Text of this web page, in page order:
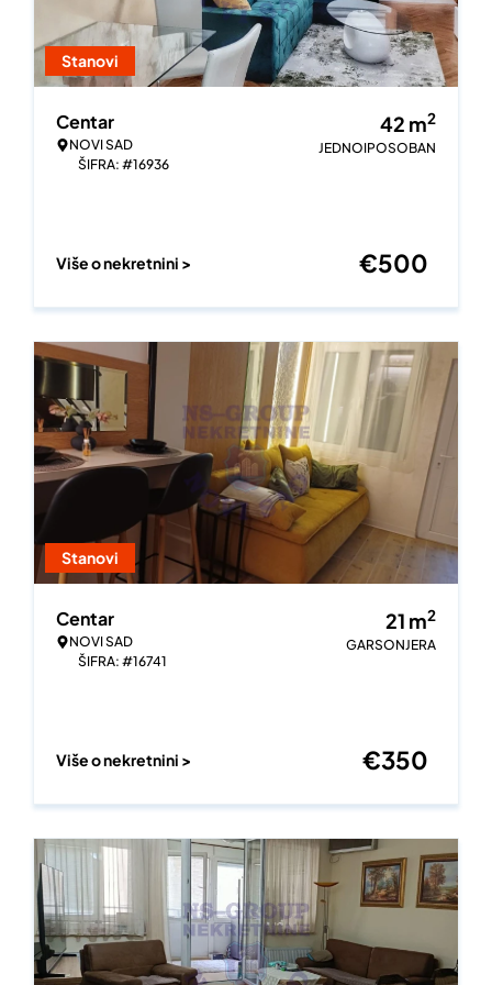
Stanovi
Centar
NOVI SAD
ŠIFRA: #16936
42 m2
JEDNOIPOSOBAN
Više o nekretnini > €500
Stanovi
Centar
NOVI SAD
ŠIFRA: #16741
21 m2
GARSONJERA
Više o nekretnini > €350